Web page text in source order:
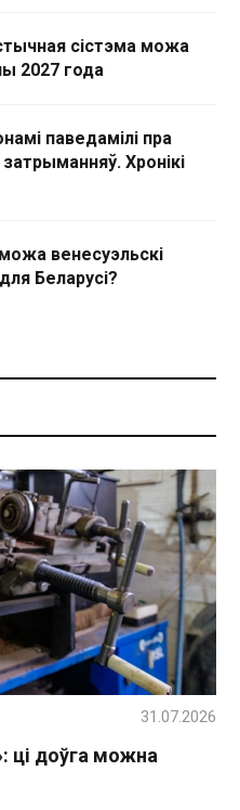
сістэма можа
2027 года
паведамілі пра
Хронікі
венесуэльскі
Беларусі?
ці доўга можна
31.07.2026